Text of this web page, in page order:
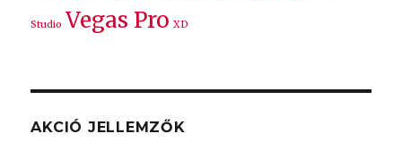
Studio Vegas Pro XD
AKCIÓ JELLEMZŐK